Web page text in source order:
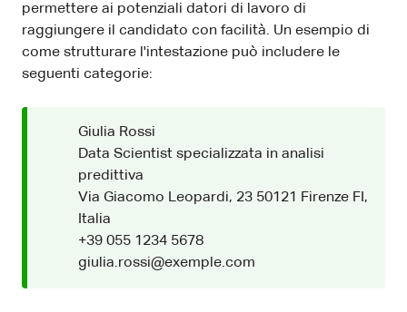
permettere ai potenziali datori di lavoro di
raggiungere il candidato con facilità. Un esempio di
come strutturare l'intestazione può includere le
seguenti categorie:
Giulia Rossi
Data Scientist specializzata in analisi
predittiva
Via Giacomo Leopardi, 23 50121 Firenze FI,
Italia
+39 055 1234 5678
giulia.rossi@exemple.com